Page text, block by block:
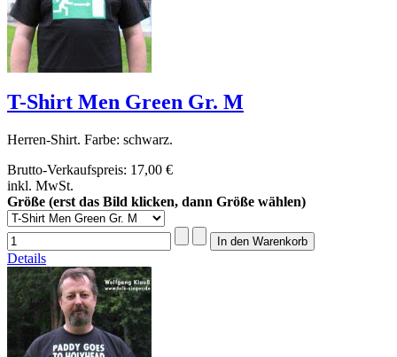
T-Shirt Men Green Gr. M
Herren-Shirt. Farbe: schwarz.
Brutto-Verkaufspreis: 17,00 €
inkl. MwSt.
Größe (erst das Bild klicken, dann Größe wählen)
Details